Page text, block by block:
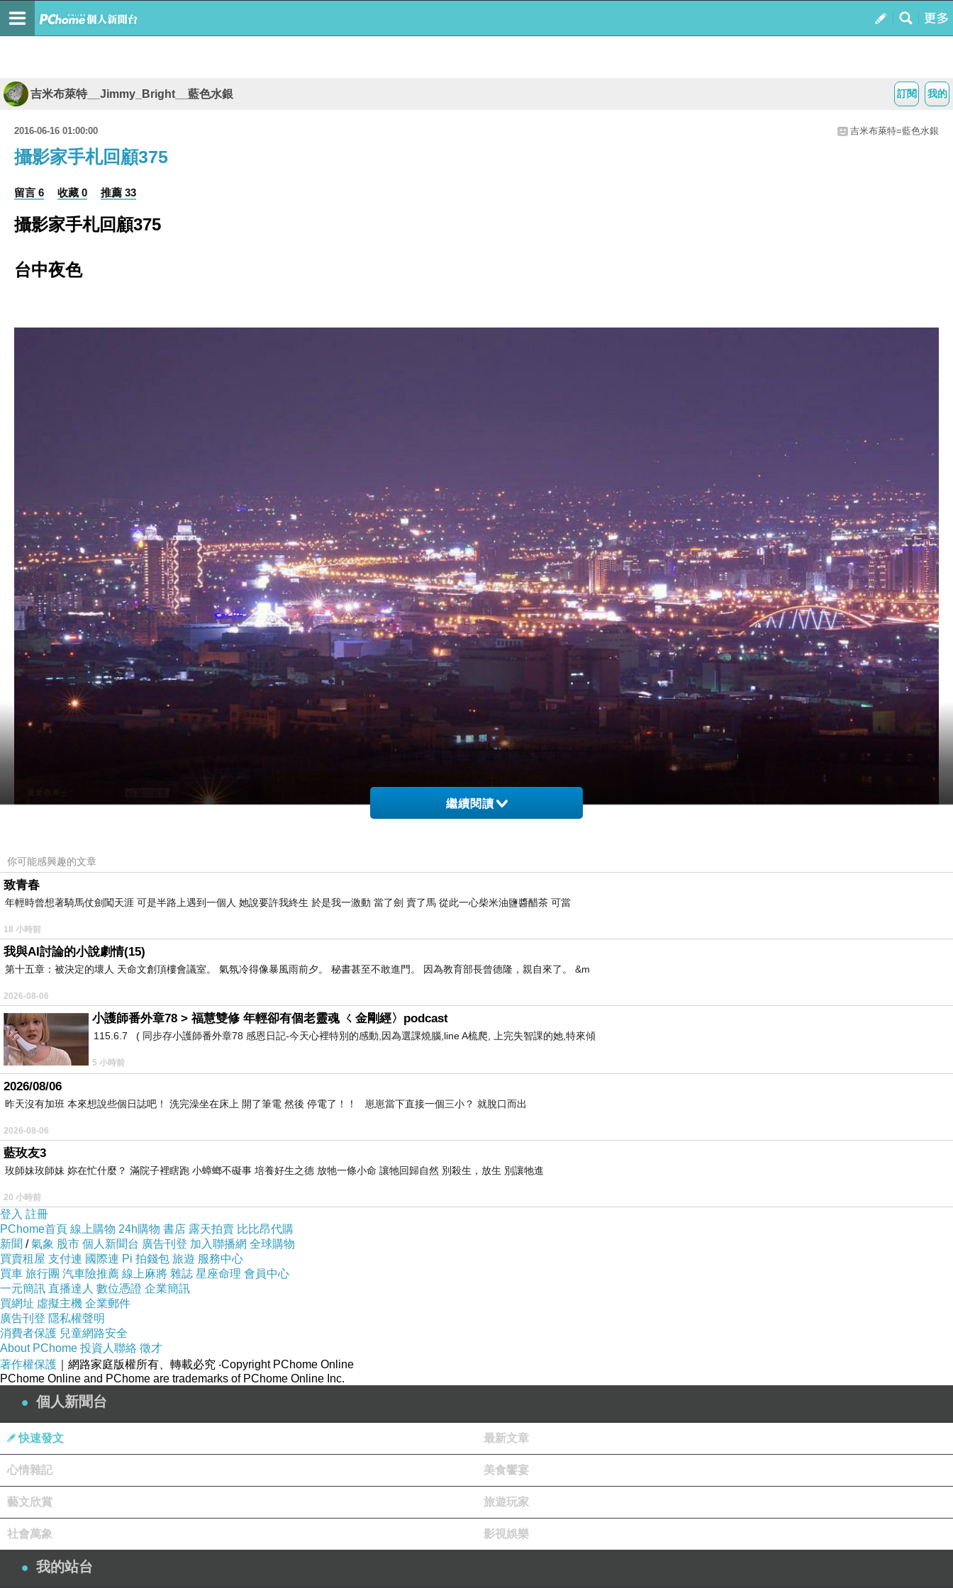
我的
訂閱
吉米布萊特__Jimmy_Bright__藍色水銀
2016-06-16 01:00:00 吉米布萊特=藍色水銀
攝影家手札回顧375
留言 6 收藏 0 推薦 33
攝影家手札回顧375
台中夜色
繼續閱讀
你可能感興趣的文章
致青春
年輕時曾想著騎馬仗劍闖天涯 可是半路上遇到一個人 她說要許我終生 於是我一激動 當了劍 賣了馬 從此一心柴米油鹽醬醋茶 可當
18 小時前
我與AI討論的小說劇情(15)
第十五章：被決定的壞人 天命文創頂樓會議室。 氣氛冷得像暴風雨前夕。 秘書甚至不敢進門。 因為教育部長曾德隆，親自來了。 &m
2026-08-06
小護師番外章78 > 福慧雙修 年輕卻有個老靈魂 ㄑ金剛經〉podcast
115.6.7 ( 同步存小護師番外章78 感恩日記-今天心裡特別的感動,因為選課燒腦,line A梳爬, 上完失智課的她,特來傾
5 小時前
2026/08/06
昨天沒有加班 本來想說些個日誌吧！ 洗完澡坐在床上 開了筆電 然後 停電了！！ 崽崽當下直接一個三小？ 就脫口而出
2026-08-06
藍玫友3
玫師妹玫師妹 妳在忙什麼？ 滿院子裡瞎跑 小蟑螂不礙事 培養好生之德 放牠一條小命 讓牠回歸自然 別殺生，放生 別讓牠進
20 小時前
登入 註冊
PChome首頁 線上購物 24h購物 書店 露天拍賣 比比昂代購
新聞 /氣象 股市 個人新聞台 廣告刊登 加入聯播網 全球購物
買賣租屋 支付連 國際連 Pi 拍錢包 旅遊 服務中心
買車 旅行團 汽車險推薦 線上麻將 雜誌 星座命理 會員中心
一元簡訊 直播達人 數位憑證 企業簡訊
買網址 虛擬主機 企業郵件
廣告刊登 隱私權聲明
消費者保護 兒童網路安全
About PChome 投資人聯絡 徵才
著作權保護 ｜網路家庭版權所有、轉載必究 ‧Copyright PChome Online
PChome Online and PChome are trademarks of PChome Online Inc.
個人新聞台
快速發文 最新文章
心情雜記 美食饗宴
藝文欣賞 旅遊玩家
社會萬象 影視娛樂
我的站台